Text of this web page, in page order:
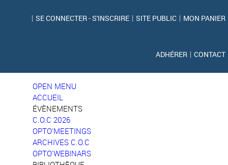
MON PANIER
|
SITE PUBLIC
|
SE CONNECTER - S'INSCRIRE
|
CONTACT
|
ADHÉRER
OPEN MENU
ACCUEIL
ÉVÈNEMENTS
C.O.C 2026
OPTO'MEETINGS
ARCHIVES C.O.C
OPTO'WEBINARS